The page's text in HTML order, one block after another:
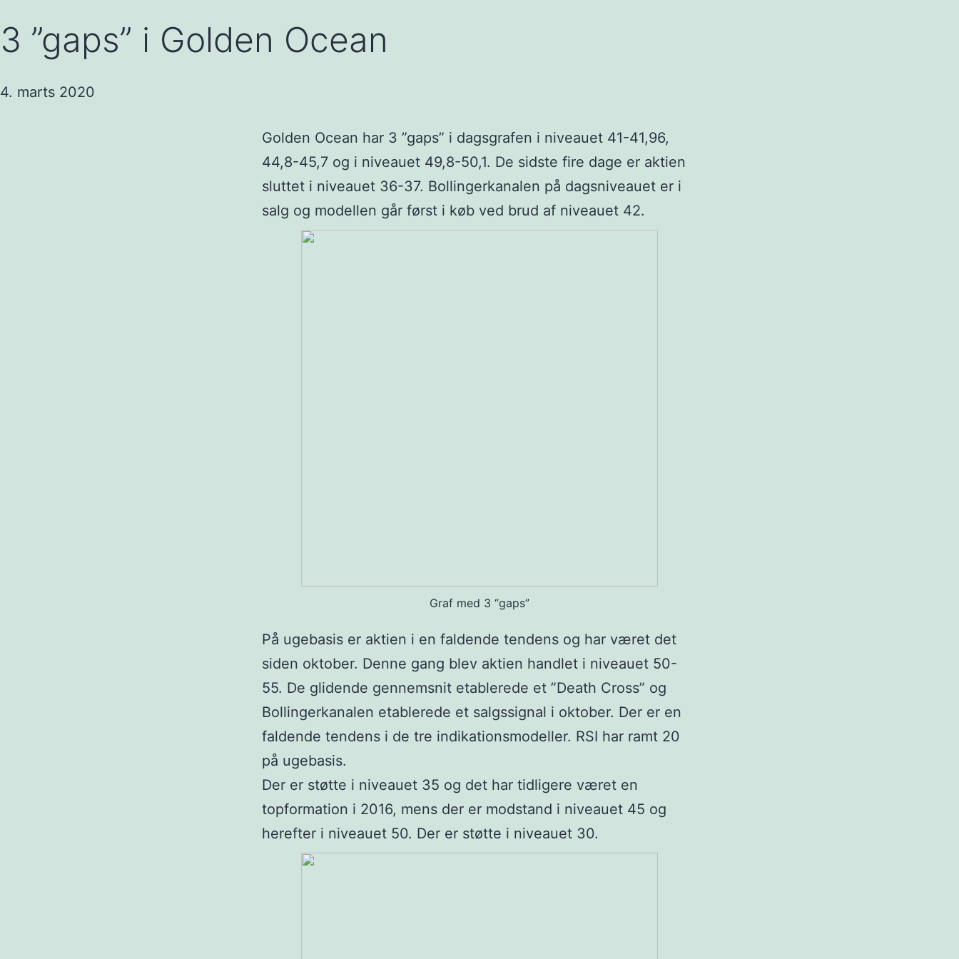
3 ”gaps” i Golden Ocean
4. marts 2020
Golden Ocean har 3 ”gaps” i dagsgrafen i niveauet 41-41,96,
44,8-45,7 og i niveauet 49,8-50,1. De sidste fire dage er aktien
sluttet i niveauet 36-37. Bollingerkanalen på dagsniveauet er i
salg og modellen går først i køb ved brud af niveauet 42.
Graf med 3 “gaps”
På ugebasis er aktien i en faldende tendens og har været det
siden oktober. Denne gang blev aktien handlet i niveauet 50-
55. De glidende gennemsnit etablerede et ”Death Cross” og
Bollingerkanalen etablerede et salgssignal i oktober. Der er en
faldende tendens i de tre indikationsmodeller. RSI har ramt 20
på ugebasis.
Der er støtte i niveauet 35 og det har tidligere været en
topformation i 2016, mens der er modstand i niveauet 45 og
herefter i niveauet 50. Der er støtte i niveauet 30.